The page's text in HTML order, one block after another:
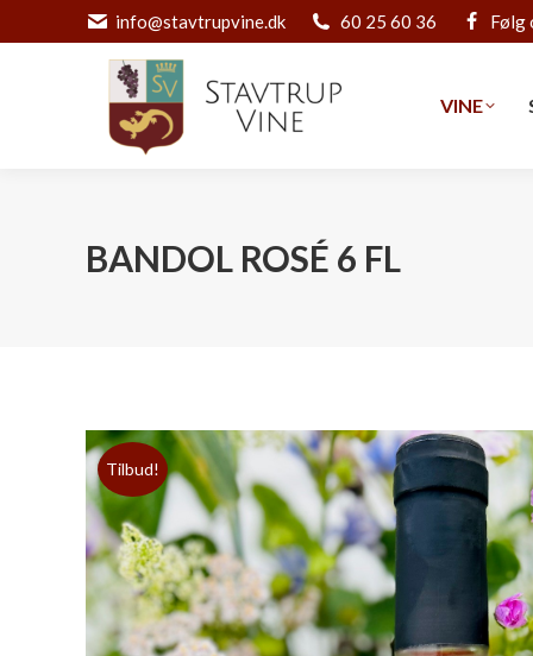
info@stavtrupvine.dk 60 25 60 36 Følg
VINE
BANDOL ROSÉ 6 FL
Tilbud!